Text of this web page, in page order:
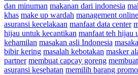
dan minuman makanan dari indonesia
khas make up wardah management online
asuransi kecelakaan manfaat data center
hijau untuk kecantikan manfaat teh hijau
kehamilan masakan asli Indonesia
bibir kering masalah kebotakan masker
partner membuat capcay goreng
asuransi kesehatan memilih barang promo